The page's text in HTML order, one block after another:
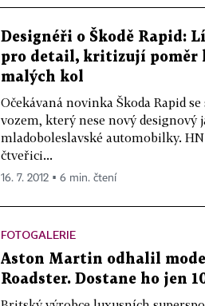
Designéři o Škodě Rapid:
pro detail, kritizují poměr
malých kol
Očekávaná novinka Škoda Rapid
vozem, který nese nový designový
mladoboleslavské automobilky.
čtveřici...
16. 7. 2012 ▪ 6 min. čtení
FOTOGALERIE
Aston Martin odhalil
Roadster. Dostane ho jen